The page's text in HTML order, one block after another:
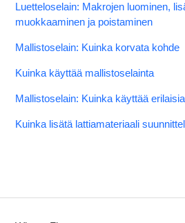
Luetteloselain: Makrojen luominen,
muokkaaminen ja poistaminen
Mallistoselain: Kuinka korvata kohde
Kuinka käyttää mallistoselainta
Mallistoselain: Kuinka käyttää
Kuinka lisätä lattiamateriaali